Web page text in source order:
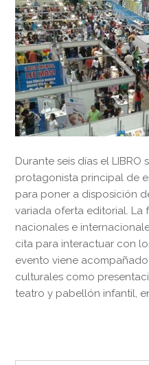
Durante seis días el LIBRO
protagonista principal de
para poner a disposición
variada oferta editorial. La
nacionales e
cita para interactuar con
evento viene
culturales como
teatro y pabellón infantil,